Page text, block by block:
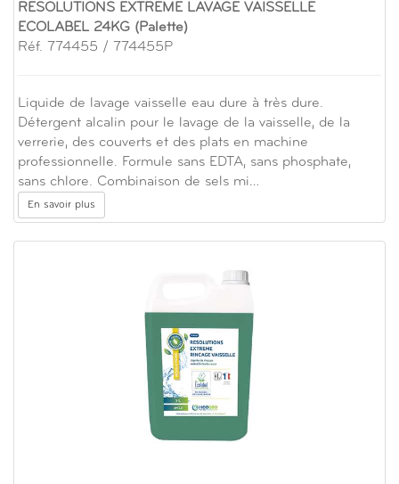
RESOLUTIONS EXTREME LAVAGE VAISSELLE
ECOLABEL 24KG (Palette)
Réf. 774455 / 774455P
Liquide de lavage vaisselle eau dure à très dure.
Détergent alcalin pour le lavage de la vaisselle, de la
verrerie, des couverts et des plats en machine
professionnelle. Formule sans EDTA, sans phosphate,
sans chlore. Combinaison de sels mi…
En savoir plus